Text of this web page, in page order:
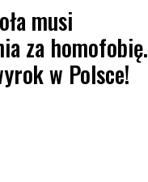
musi
za homofobię.
w Polsce!